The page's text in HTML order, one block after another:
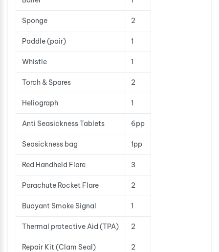
Sponge 2
Paddle (pair) 1
Whistle 1
Torch & Spares 2
Heliograph 1
Anti Seasickness Tablets 6pp
Seasickness bag 1pp
Red Handheld Flare 3
Parachute Rocket Flare 2
Buoyant Smoke Signal 1
Thermal protective Aid (TPA) 2
Repair Kit (Clam Seal) 2